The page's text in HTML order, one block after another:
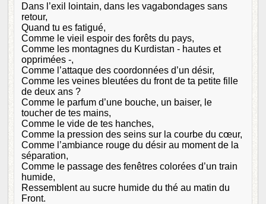
Dans l’exil lointain, dans les vagabondages sans
retour,
Quand tu es fatigué,
Comme le vieil espoir des forêts du pays,
Comme les montagnes du Kurdistan - hautes et
opprimées -,
Comme l’attaque des coordonnées d’un désir,
Comme les veines bleutées du front de ta petite fille
de deux ans ?
Comme le parfum d’une bouche, un baiser, le
toucher de tes mains,
Comme le vide de tes hanches,
Comme la pression des seins sur la courbe du cœur,
Comme l’ambiance rouge du désir au moment de la
séparation,
Comme le passage des fenêtres colorées d’un train
humide,
Ressemblent au sucre humide du thé au matin du
Front.